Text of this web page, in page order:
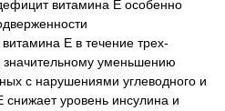
витамина Е особенно
Е в течение трех-
значительному уменьшению
с нарушениями углеводного и
уровень инсулина и